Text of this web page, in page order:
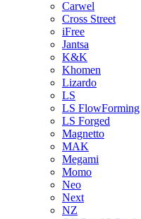
Carwel
Cross Street
iFree
Jantsa
K&K
Khomen
Lizardo
LS
LS FlowForming
LS Forged
Magnetto
MAK
Megami
Momo
Neo
Next
NZ